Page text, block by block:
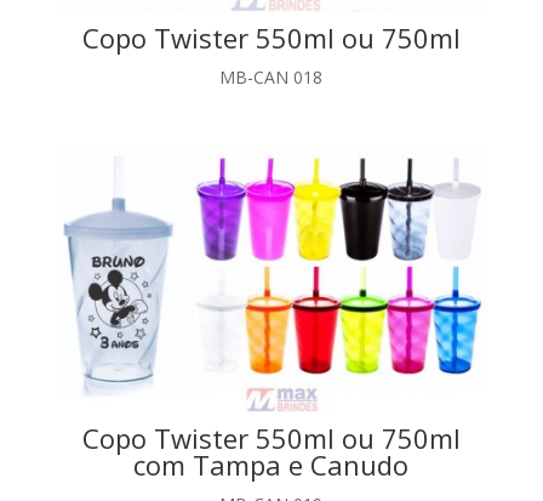
Copo Twister 550ml ou 750ml
MB-CAN 018
Copo Twister 550ml ou 750ml
com Tampa e Canudo